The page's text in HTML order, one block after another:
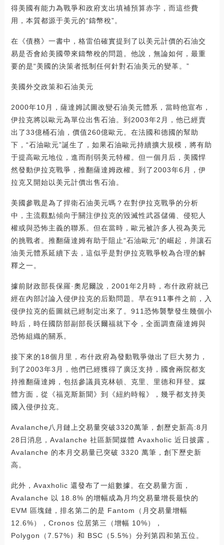
得美國有能力為戰爭和政府支出填補預算赤字，而這些費
用，本質都源于美元的“鑄幣稅”。
在《債務》一書中，格雷伯確實提到了以美元計價的石油交
易是否會給美國帶來鑄幣稅的問題。他說，無論如何，最重
要的是“美國的決策者抵制任何針對石油美元的變革。”
美國外交政策和石油美元
2000年10月，薩達姆試圖改變石油美元體系，當時他宣布，
伊拉克將以歐元為單位出售石油。到2003年2月，他已經賣
出了33億桶石油，價值260億歐元。在法國和德國的幫助
下，“石油歐元”誕生了，如果石油歐元持續擴大規模，將有助
于提高歐元地位，進而削弱美元特權。但一個月后，美國悍
然發動伊拉克戰爭，推翻薩達姆政權。到了2003年6月，伊
拉克又開始以美元計價出售石油。
美國參戰是為了捍衛石油美元嗎？在對伊拉克戰爭的分析
中，主流觀點傾向于關注伊拉克的毀滅性武器儲備、侵犯人
權或與恐怖主義的聯系。但在當時，歐元被許多人視為美元
的挑戰者。推翻薩達姆有助于阻止“石油歐元”的崛起，并讓石
油美元體系延續下去，這似乎是對伊拉克戰爭較為合理的解
釋之一。
據前財政部長保羅·奧尼爾說，2001年2月時，布什政府就已
經在內部討論入侵伊拉克的后勤問題。早在911事件之前，入
侵伊拉克的藍圖就已經制定出來了。911恐怖襲擊發生幾個小
時后，時任國防部副部長沃爾福就下令，全面調查薩達姆與
恐怖組織的關系。
接下來的18個月里，布什政府為發動戰爭做出了巨大努力，
到了2003年3月，他們已經獲得了廣泛支持，國會兩院都支
持推翻薩達姆，包括參議員克林頓、克里、里德和拜登。媒
體方面，從《福克斯新聞》到《紐約時報》，幾乎都支持美
國入侵伊拉克。
Avalanche八月鏈上交易量突破3320萬筆，創歷史新高:8月
28日消息，Avalanche 社區新聞媒體 Avaxholic 近日披露，
Avalanche 的本月交易量已突破 3320 萬筆，創下歷史新
高。
此外，Avaxholic 還發布了一組數據。在交易量方面，
Avalanche 以 18.8% 的增幅成為月均交易量增長最快的
EVM 區塊鏈，排名第二的是 Fantom（月交易量增幅
12.6%），Cronos 位居第三（增幅 10%），
Polygon（7.57%）和 BSC（5.5%）分列第四和第五位。